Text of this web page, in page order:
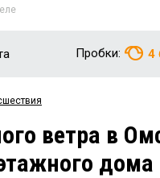
Пробки: 4
ветра в
дома